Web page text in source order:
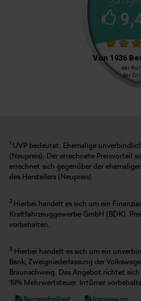
1 UVP bedeutet: Ehemalige
(Neupreis). Der errechnete Preisvorteil
errechnet sich gegenüber der
des Herstellers (Neupreis).
2 Hierbei handelt es sich um ein
Kraftfahrzeuggewerbe GmbH (BDK).
vorbehalten.
3 Hierbei handelt es sich um ein
Bank, Zweigniederlassung der
Braunschweig. Das Angebot richtet sich
19% Mehrwertsteuer. Irrtümer
Barrierefreiheit
Impressum